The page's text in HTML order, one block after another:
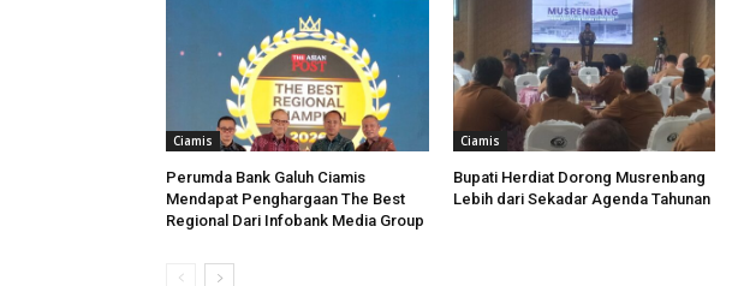
Ciamis
Perumda Bank Galuh Ciamis
Mendapat Penghargaan The Best
Regional Dari Infobank Media Group
Ciamis
Bupati Herdiat Dorong Musrenbang
Lebih dari Sekadar Agenda Tahunan